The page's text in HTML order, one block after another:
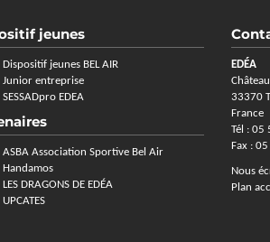
jeunes
Dispositif jeunes BEL AIR
Junior entreprise
SESSADpro EDEA
ASBA Association Sportive Bel Air
Handamos
LES DRAGONS DE EDÉA
UPCATES
EDÉA
33370
France
Tél : 05
Fax :
Nous
Plan